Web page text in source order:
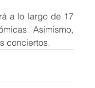
a lo largo de 17
Asimismo,
conciertos.